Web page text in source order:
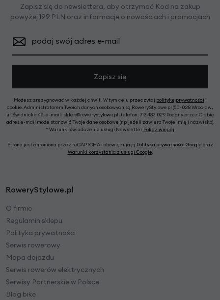
Zapisz się do newslettera, aby otrzymać Kod na zakup
powyżej 199 PLN oraz informacje o nowościach i promocjach
podaj swój adres e-mail
Zapisz się
Możesz zrezygnować w każdej chwili. W tym celu przeczytaj politykę prywatności i
cookie. Administratorem Twoich danych osobowych są RoweryStylowe.pl (50-028 Wrocław,
ul. Świdnicka 49; e-mail: sklep@rowerystylowe.pl, telefon: 713 432 029. Podany przez Ciebie
adres e-mail może stanowić Twoje dane osobowe (np. jeżeli zawiera Twoje imię i nazwisko).
* Warunki świadczenia usługi Newsletter Pokaż więcej
Strona jest chroniona przez reCAPTCHA i obowiązują ją Polityka prywatności Google oraz
Warunki korzystania z usługi Google.
RoweryStylowe.pl
O firmie
Regulamin sklepu
Polityka prywatności
Serwis rowerowy
Mapa dojazdu
Serwis rowerów elektrycznych
Serwisy Partnerskie w Polsce
Blog bike